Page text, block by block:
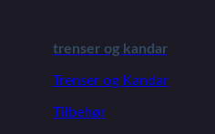
trenser og kandar
Trenser og Kandar
Tilbehør